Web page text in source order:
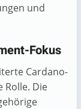
und
Fokus
Cardano-
Rolle. Die